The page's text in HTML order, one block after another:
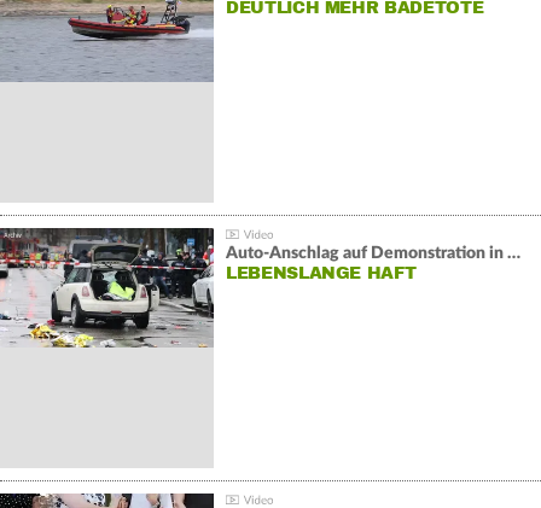
DEUTLICH MEHR BADETOTE
Auto-Anschlag auf Demonstration in München:
LEBENSLANGE HAFT